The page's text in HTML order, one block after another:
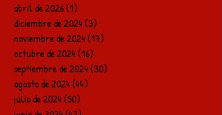
abril de 2026(1)
diciembre de 2024(3)
noviembre de 2024(17)
octubre de 2024(16)
septiembre de 2024(30)
agosto de 2024(44)
julio de 2024(50)